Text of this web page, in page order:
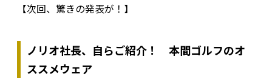
【次回、驚きの発表が！】
ノリオ社長、自らご紹介！ 本間ゴルフのオ
ススメウェア